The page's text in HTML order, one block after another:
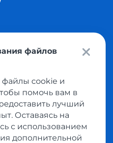
покупок с интернет
Все права защищены
выкупа товаров
файлов
файлы cookie и
помочь вам в
лучший
Оставаясь на
с использованием
дополнительной